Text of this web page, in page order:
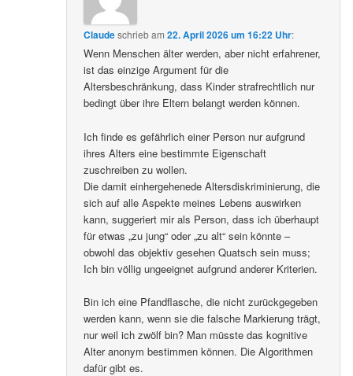
Claudeschriebam22. April 2026 um 16:22 Uhr:
Wenn Menschen älter werden, aber nicht erfahrener,
ist das einzige Argument für die
Altersbeschränkung, dass Kinder strafrechtlich nur
bedingt über ihre Eltern belangt werden können.
Ich finde es gefährlich einer Person nur aufgrund
ihres Alters eine bestimmte Eigenschaft
zuschreiben zu wollen.
Die damit einhergehenede Altersdiskriminierung, die
sich auf alle Aspekte meines Lebens auswirken
kann, suggeriert mir als Person, dass ich überhaupt
für etwas „zu jung“ oder „zu alt“ sein könnte –
obwohl das objektiv gesehen Quatsch sein muss;
Ich bin völlig ungeeignet aufgrund anderer Kriterien.
Bin ich eine Pfandflasche, die nicht zurückgegeben
werden kann, wenn sie die falsche Markierung trägt,
nur weil ich zwölf bin? Man müsste das kognitive
Alter anonym bestimmen können. Die Algorithmen
dafür gibt es.